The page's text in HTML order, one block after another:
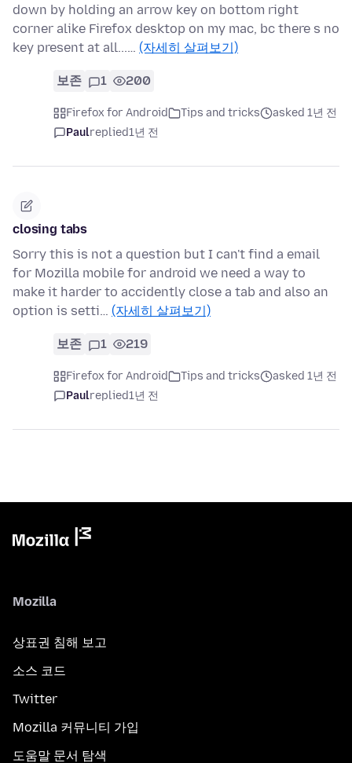
down by holding an arrow key on bottom right
corner alike Firefox desktop on my mac, bc there s no
key present at all...… (자세히 살펴보기)
보존 1 200
Firefox for Android Tips and tricks
asked 1년 전
Paulreplied1년 전
closing tabs
Sorry this is not a question but I can't find a email
for Mozilla mobile for android we need a way to
make it harder to accidently close a tab and also an
option is setti… (자세히 살펴보기)
보존 1 219
Firefox for Android Tips and tricks
asked 1년 전
Paulreplied1년 전
Mozilla
상표권 침해 보고
소스 코드
Twitter
Mozilla 커뮤니티 가입
도움말 문서 탐색